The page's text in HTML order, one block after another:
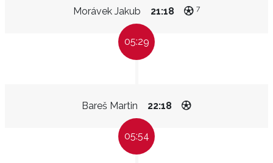
Morávek Jakub 21:18 7
05:29
Bareš Martin 22:18
05:54